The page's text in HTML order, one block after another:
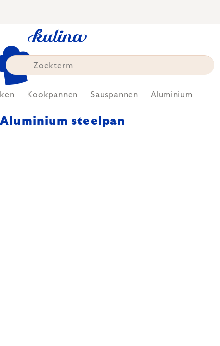
Kookpannen Sauspannen Aluminium
Aluminium steelpan